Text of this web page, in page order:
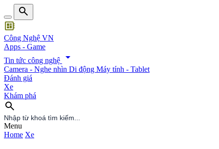
search
developer_board
Công Nghệ VN
Apps - Game
Tin tức công nghệ
arrow_drop_down
Camera - Nghe nhìn Di động Máy tính - Tablet
Đánh giá
Xe
Khám phá
search
search
Menu
Home Xe